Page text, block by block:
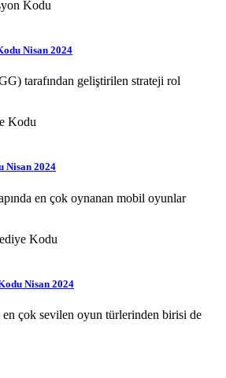
Nisan 2024
tarafından geliştirilen strateji rol
Nisan 2024
en çok oynanan mobil oyunlar
Nisan 2024
en çok sevilen oyun türlerinden birisi de